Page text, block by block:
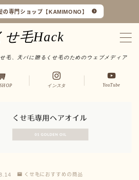
の専門ショップ【KAMIMONO】
せ毛Hack
毛、天パに贈るくせ毛のためのウェブメディア
インスタ YouTube
くせ毛におすすめの商品